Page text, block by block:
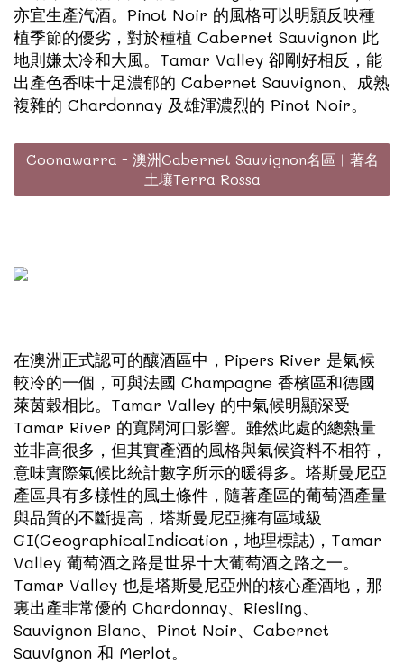
亦宜生產汽酒。Pinot Noir 的風格可以明顥反映種
植季節的優劣，對於種植 Cabernet Sauvignon 此
地則嫌太冷和大風。Tamar Valley 卻剛好相反，能
出產色香味十足濃郁的 Cabernet Sauvignon、成熟
複雜的 Chardonnay 及雄渾濃烈的 Pinot Noir。
Coonawarra - 澳洲Cabernet Sauvignon名區︳著名
土壤Terra Rossa
在澳洲正式認可的釀酒區中，Pipers River 是氣候
較冷的一個，可與法國 Champagne 香檳區和德國
萊茵穀相比。Tamar Valley 的中氣候明顯深受
Tamar River 的寬闊河口影響。雖然此處的總熱量
並非高很多，但其實產酒的風格與氣候資料不相符，
意味實際氣候比統計數字所示的暖得多。塔斯曼尼亞
產區具有多樣性的風土條件，隨著產區的葡萄酒產量
與品質的不斷提高，塔斯曼尼亞擁有區域級
GI(GeographicalIndication，地理標誌)，Tamar
Valley 葡萄酒之路是世界十大葡萄酒之路之一。
Tamar Valley 也是塔斯曼尼亞州的核心產酒地，那
裏出產非常優的 Chardonnay、Riesling、
Sauvignon Blanc、Pinot Noir、Cabernet
Sauvignon 和 Merlot。